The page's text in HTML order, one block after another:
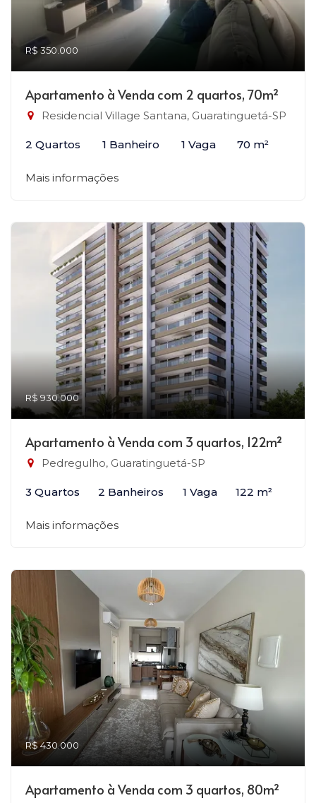
R$ 350.000
Apartamento à Venda com 2 quartos, 70m²
Residencial Village Santana, Guaratinguetá-SP
2 Quartos 1 Banheiro 1 Vaga 70 m²
Mais informações
R$ 930.000
Apartamento à Venda com 3 quartos, 122m²
Pedregulho, Guaratinguetá-SP
3 Quartos 2 Banheiros 1 Vaga 122 m²
Mais informações
R$ 430.000
Apartamento à Venda com 3 quartos, 80m²